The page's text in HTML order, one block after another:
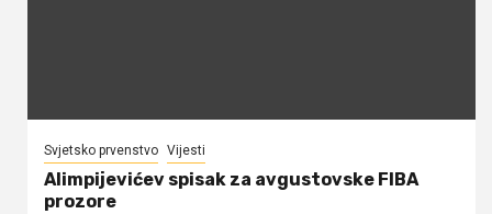
Svjetsko prvenstvo Vijesti
Alimpijevićev spisak za avgustovske FIBA
prozore